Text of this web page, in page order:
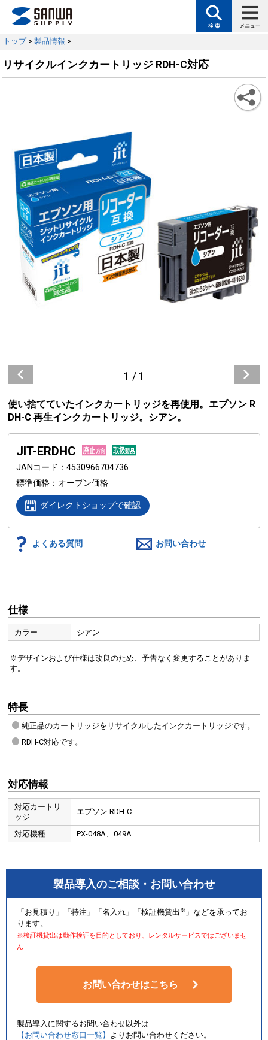
トップ> 製品情報 >
リサイクルインクカートリッジ RDH-C対応
1 / 1
使い捨てていたインクカートリッジを再使用。エプソン R
DH-C 再生インクカートリッジ。シアン。
JIT-ERDHC
JANコード
4530966704736
標準価格
オープン価格
ダイレクトショップで確認
よくある質問 お問い合わせ
仕様
カラー シアン
※デザインおよび仕様は改良のため、予告なく変更することがありま
す。
特長
純正品のカートリッジをリサイクルしたインクカートリッジです。
RDH-C対応です。
対応情報
対応カートリ
ッジ
エプソン RDH-C
対応機種 PX-048A、049A
製品導入のご相談・お問い合わせ
「お見積り」「特注」「名入れ」「検証機貸出 ※ 」などを承ってお
ります。
※検証機貸出は動作検証を目的としており、レンタルサービスではございませ
ん
お問い合わせはこちら
製品導入に関するお問い合わせ以外は
【お問い合わせ窓口一覧】
よりお問い合わせください。